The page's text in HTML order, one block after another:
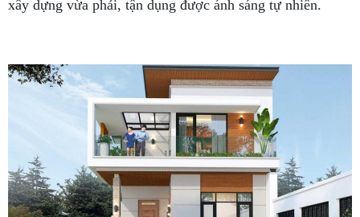
xây dựng vừa phải, tận dụng được ánh sáng tự nhiên.